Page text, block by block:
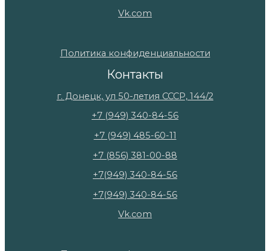
Vk.com
Политика конфиденциальности
Контакты
г. Донецк, ул 50-летия СССР, 144/2
+7 (949) 340-84-56
+7 (949) 485-60-11
+7 (856) 381-00-88
+7(949) 340-84-56
+7(949) 340-84-56
Vk.com